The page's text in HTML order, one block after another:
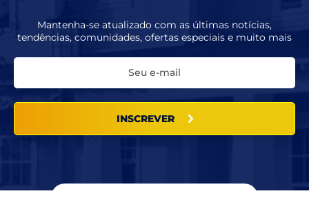
Mantenha-se atualizado com as últimas notícias,
tendências, comunidades, ofertas especiais e muito mais
INSCREVER